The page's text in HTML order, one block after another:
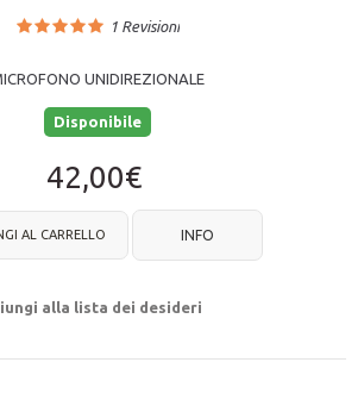
1Revisioni
UNIDIREZIONALE
Disponibile
42,00€
AL CARRELLO INFO
alla lista dei desideri